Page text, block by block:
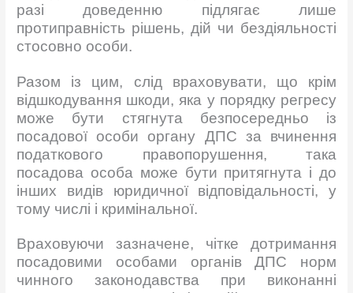
разі доведенню підлягає лише
протиправність рішень, дій чи бездіяльності
стосовно особи.
Разом із цим, слід враховувати, що крім
відшкодування шкоди, яка у порядку регресу
може бути стягнута безпосередньо із
посадової особи органу ДПС за вчинення
податкового правопорушення, така
посадова особа може бути притягнута і до
інших видів юридичної відповідальності, у
тому числі і кримінальної.
Враховуючи зазначене, чітке дотримання
посадовими особами органів ДПС норм
чинного законодавства при виконанні